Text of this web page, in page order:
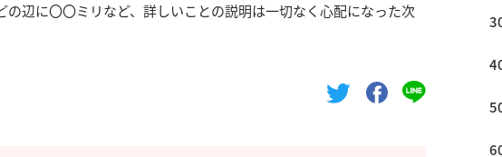
の辺に〇〇ミリなど、詳しいことの説明は一切なく心配になった次